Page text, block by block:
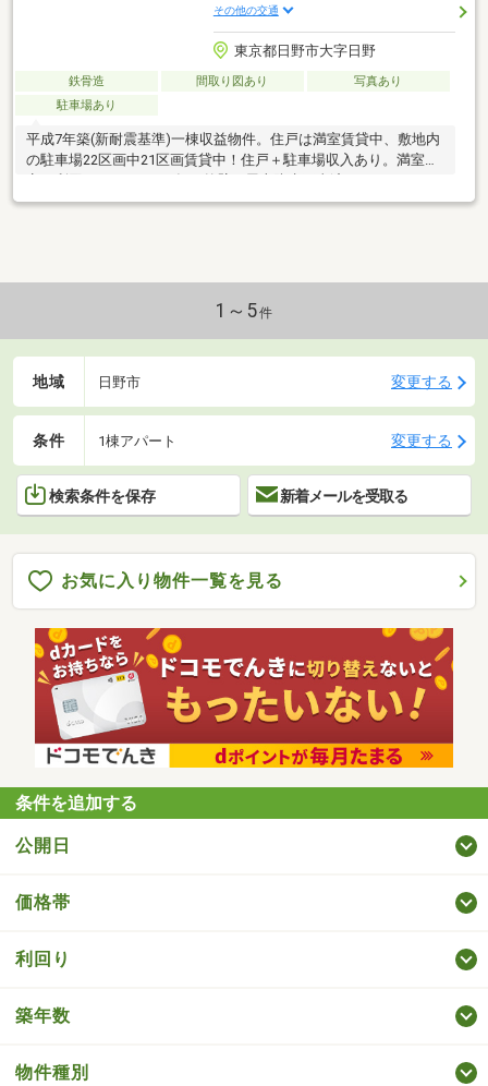
その他の交通
東京都日野市大字日野
鉄骨造 間取り図あり
写真あり
駐車場あり
平成7年築(新耐震基準)一棟収益物件。住戸は満室賃貸中、敷地内
の駐車場22区画中21区画賃貸中！住戸＋駐車場収入あり。満室想
1～5件
地域 日野市 変更する
条件 1棟アパート 変更する
検索条件を保存 新着メールを受取る
お気に入り物件一覧を見る
条件を追加する
公開日
価格帯
利回り
築年数
物件種別